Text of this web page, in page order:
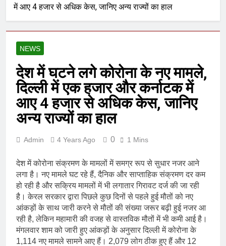
में आए 4 हजार से अधिक केस, जानिए अन्य राज्यों का हाल
NEWS
देश में घटने लगे कोरोना के नए मामले,
दिल्ली में एक हजार और कर्नाटक में
आए 4 हजार से अधिक केस, जानिए
अन्य राज्यों का हाल
Admin 4 Years Ago 0 1 Mins
देश में कोरोना संक्रमण के मामलों में समग्र रूप से सुधार नजर आने
लगा है। नए मामले घट रहे हैं, दैनिक और साप्ताहिक संक्रमण दर कम
हो रही है और सक्रिय मामलों में भी लगातार गिरावट दर्ज की जा रही
है। केरल सरकार द्वारा पिछले कुछ दिनों से पहले हुई मौतों को नए
आंकड़ों के साथ जारी करने से मौतों की संख्या जरूर बढ़ी हुई नजर आ
रही है, लेकिन महामारी की वजह से वास्तविक मौतों में भी कमी आई है।
मंगलवार शाम को जारी हुए आंकड़ों के अनुसार दिल्ली में कोरोना के
1,114 नए मामले सामने आए हैं। 2,079 लोग ठीक हुए हैं और 12